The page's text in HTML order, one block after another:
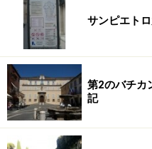
サンピエト
第2のバチカ
記